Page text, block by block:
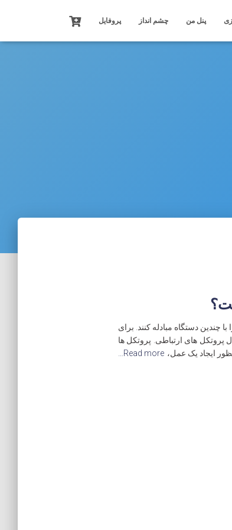
پنل من چشم انداز پروفایل
چندین دستگاه مبادله کنند. برای
پروتکل های ارتباطی. پروتکل ها
ایجاد یک عمل، Read more…